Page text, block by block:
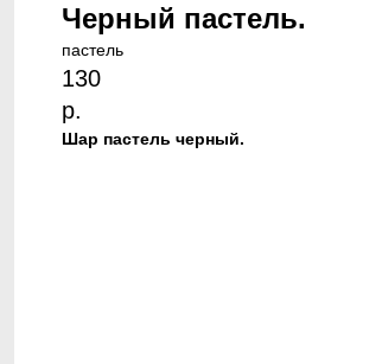
Черный пастель.
пастель
130
р.
Шар пастель черный.